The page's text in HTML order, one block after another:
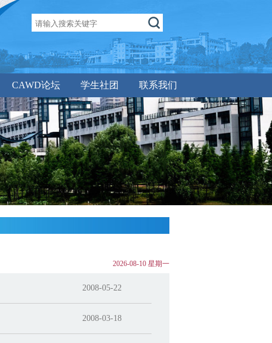
CAWD论坛 学生社团 联系我们
2026-08-10 星期一
2008-05-22
2008-03-18